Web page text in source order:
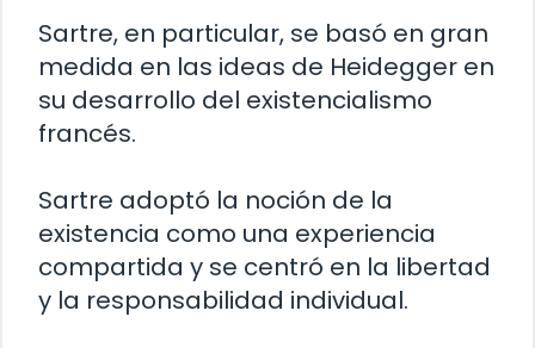
Sartre, en particular, se basó en gran
medida en las ideas de Heidegger en
su desarrollo del existencialismo
francés.
Sartre adoptó la noción de la
existencia como una experiencia
compartida y se centró en la libertad
y la responsabilidad individual.